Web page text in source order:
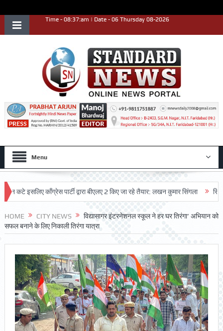
Time - 08:37:am | Date - 06 Thursday 08-2026
Menu
इसलिए काँग्रेस पार्टी द्वारा बीएलए 2 किए जा रहे तैयार: लखन कुमार सिंगला सिद्धपीठ
HOME CITY NEWS
विद्यासागर इंटरनेशनल स्कूल ने हर घर तिरंगा’ अभियान को
सफल बनाने के लिए निकाली तिरंगा यात्रा